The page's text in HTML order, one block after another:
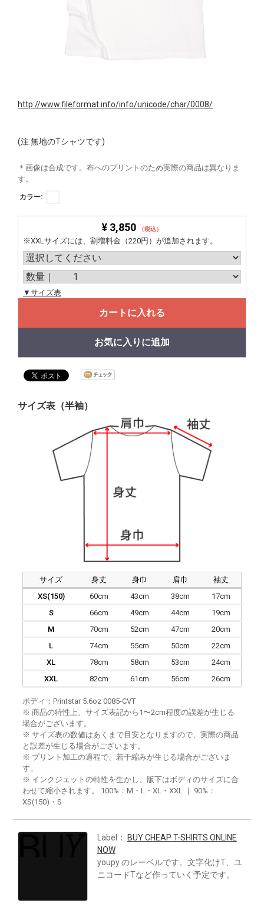
http://www.fileformat.info/info/unicode/char/0008/
(注:無地のTシャツです)
＊画像は合成です。布へのプリントのため実際の商品は異なりま
す。
カラー:
¥ 3,850 （税込）
※XXLサイズには、割増料金（220円）が追加されます。
▼サイズ表
カートに入れる
お気に入りに追加
サイズ表（半袖）
サイズ 身丈 身巾 肩巾
袖丈
XS(150)
60cm 43cm 38cm
17cm
S
66cm 49cm 44cm
19cm
M
70cm 52cm 47cm
20cm
L
74cm 55cm 50cm
22cm
XL
78cm 58cm 53cm
24cm
XXL
82cm 61cm 56cm 26cm
ボディ：Printstar 5.6oz 0085-CVT
※ 商品の特性上、サイズ表記から1〜2cm程度の誤差が生じる
場合がございます。
※ サイズ表の数値はあくまで目安となりますので、実際の商品
と誤差が生じる場合がございます。
※ プリント加工の過程で、若干縮みが生じる場合がございま
す。
※ インクジェットの特性を生かし、版下はボディのサイズに合
わせて縮小されます。 100%：M・L・XL・XXL ｜ 90%：
XS(150)・S
Label：
BUY CHEAP T-SHIRTS ONLINE
NOW
youpy のレーベルです。文字化けT、ユ
ニコードTなど作っていく予定です。